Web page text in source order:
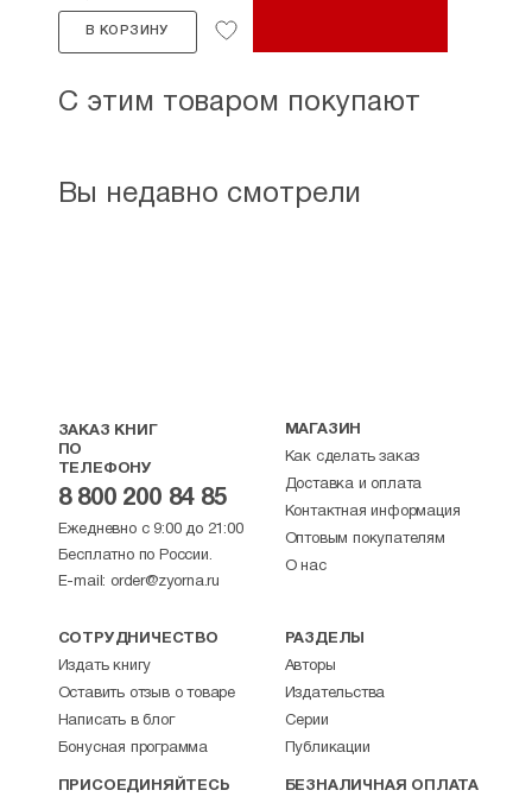
В КОРЗИНУ
С этим товаром покупают
Вы недавно смотрели
ЗАКАЗ КНИГ
ПО
ТЕЛЕФОНУ
8 800 200 84 85
Ежедневно с 9:00 до 21:00
Бесплатно по России.
E-mail: order@zyorna.ru
МАГАЗИН
Как сделать заказ
Доставка и оплата
Контактная информация
Оптовым покупателям
О нас
СОТРУДНИЧЕСТВО
Издать книгу
Оставить отзыв о товаре
Написать в блог
Бонусная программа
РАЗДЕЛЫ
Авторы
Издательства
Серии
Публикации
ПРИСОЕДИНЯЙТЕСЬ БЕЗНАЛИЧНАЯ ОПЛАТА